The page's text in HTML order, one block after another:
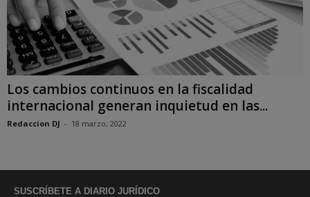
Los cambios continuos en la fiscalidad
internacional generan inquietud en las...
Redaccion DJ - 18 marzo, 2022
SUSCRÍBETE A DIARIO JURÍDICO